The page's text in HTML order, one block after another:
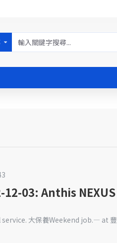
12-03: Anthis
service. 大保養Weekend job.— at